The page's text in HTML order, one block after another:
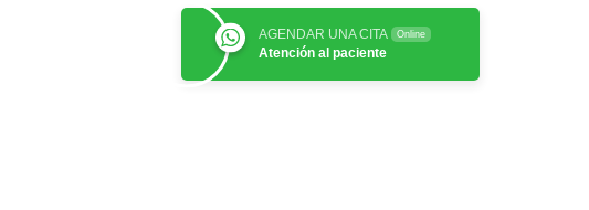
AGENDAR UNA CITA Online
Atención al paciente